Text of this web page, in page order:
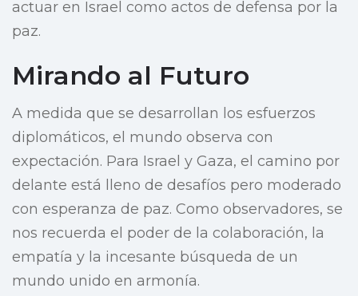
actuar en Israel como actos de defensa por la
paz.
Mirando al Futuro
A medida que se desarrollan los esfuerzos
diplomáticos, el mundo observa con
expectación. Para Israel y Gaza, el camino por
delante está lleno de desafíos pero moderado
con esperanza de paz. Como observadores, se
nos recuerda el poder de la colaboración, la
empatía y la incesante búsqueda de un
mundo unido en armonía.